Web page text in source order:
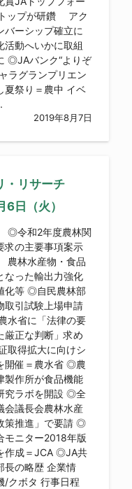
ップが研鑽 アク
バーシップ確立に
活動へいかに取組
◎JAバンク“よりぞ
ラグランプリエン
夏祭り＝農中 イベ
2019年8月7日
・リサーチ
日（火）
◎令和2年度農林関
求の主要事項案示
林水産物・食品
なった輸出力強化
化等 ◎自民農林部
取引試験上場申請
省に「法律の要
厳正な判断」求め
取得拡大に向けシ
開催＝農水省 ◎農
製作所が食品機能
究ラボを開設 ◎全
会議長会農林水産
策推進」で要請 ◎
モニター2018年版
作成＝JCA ◎JA共
長の略歴 企業情
クボタ 行事日程